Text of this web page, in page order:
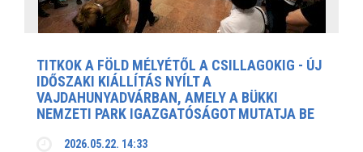
TITKOK A FÖLD MÉLYÉTŐL A CSILLAGOKIG - ÚJ
IDŐSZAKI KIÁLLÍTÁS NYÍLT A
VAJDAHUNYADVÁRBAN, AMELY A BÜKKI
NEMZETI PARK IGAZGATÓSÁGOT MUTATJA BE
2026.05.22. 14:33